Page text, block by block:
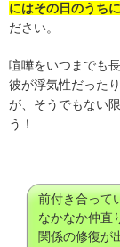
にはその日のうち
ださい。
喧嘩をいつまでも
彼が浮気性だった
が、そうでもない
う！
前付き合って
なかなか仲直
関係の修復が